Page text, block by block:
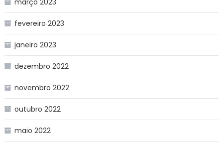
fevereiro 2023
janeiro 2023
dezembro 2022
novembro 2022
outubro 2022
maio 2022